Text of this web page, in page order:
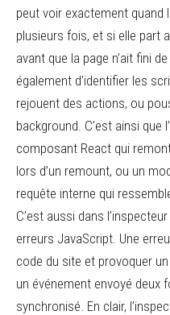
peut voir exactement quand
plusieurs fois, et si elle part
avant que la page n’ait fini
également d’identifier les
rejouent des actions, ou
background. C’est ainsi que
composant React qui
lors d’un remount, ou un
requête interne qui
C’est aussi dans
erreurs JavaScript. Une
code du site et provoquer
un événement envoyé deux
synchronisé. En clair,